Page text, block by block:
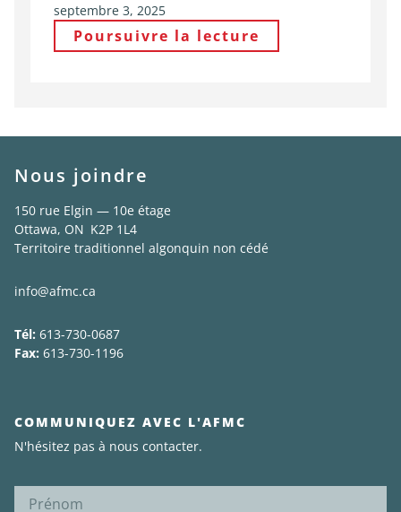
septembre 3, 2025
Poursuivre la lecture
Nous joindre
150 rue Elgin — 10e étage
Ottawa, ON K2P 1L4
Territoire traditionnel algonquin non cédé
info@afmc.ca
Tél: 613-730-0687
Fax: 613-730-1196
COMMUNIQUEZ AVEC L'AFMC
N'hésitez pas à nous contacter.